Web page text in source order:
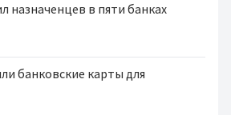
назначенцев в пяти банках
банковские карты для